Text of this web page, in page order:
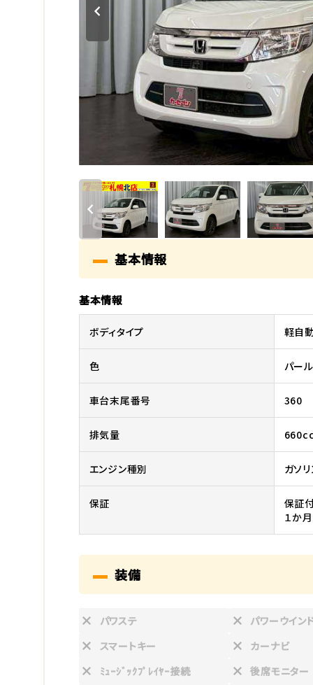
基本情報
基本情報
ボディタイプ 軽自
色 パー
車台末尾番号 360
排気量
エンジン種別 ガソ
保証
保証
１か
装備
パワステ
パワーウイン
スマートキー
カーナビ
ﾐｭｰｼﾞｯｸﾌﾟﾚｲﾔｰ接続
後席モニター